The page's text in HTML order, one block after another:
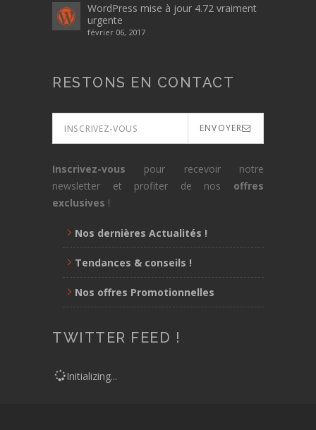
WordPress mise à jour 4.72 vraiment
urgente
février 06, 2017
RESTONS EN CONTACT
ENVOYER
Inscrivez-vous pour recevoir notre
newsletter et profiter de nos offres
exclusives !
Nos dernières Actualités !
Tendances & conseils !
Nos offres Promotionnelles
TWITTER FEED !
Initializing...